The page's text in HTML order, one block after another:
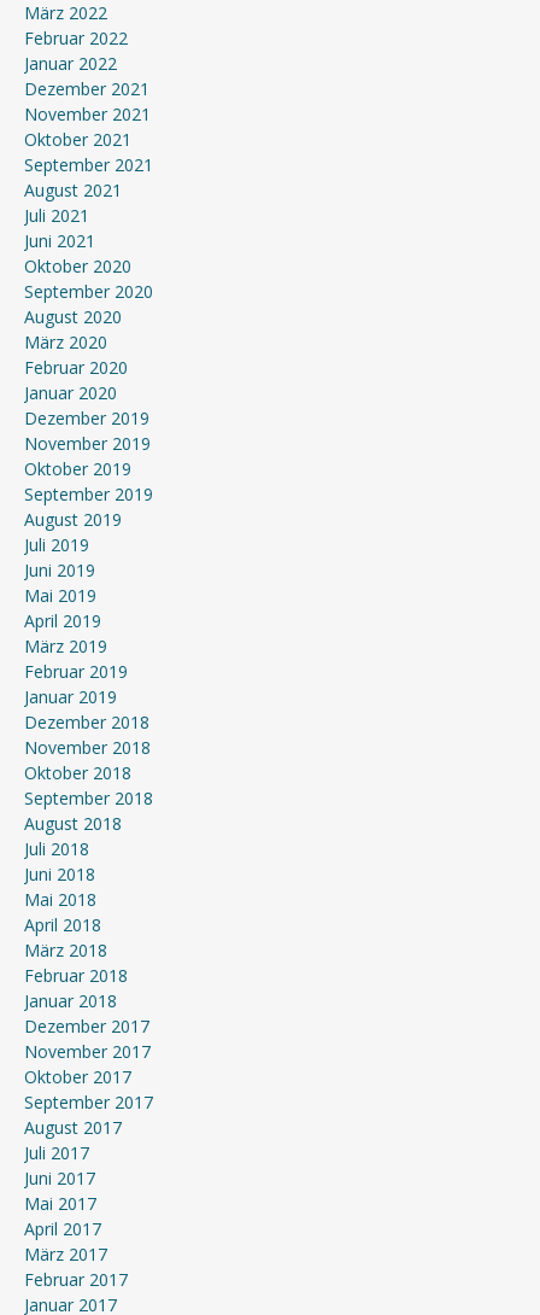
März 2022
Februar 2022
Januar 2022
Dezember 2021
November 2021
Oktober 2021
September 2021
August 2021
Juli 2021
Juni 2021
Oktober 2020
September 2020
August 2020
März 2020
Februar 2020
Januar 2020
Dezember 2019
November 2019
Oktober 2019
September 2019
August 2019
Juli 2019
Juni 2019
Mai 2019
April 2019
März 2019
Februar 2019
Januar 2019
Dezember 2018
November 2018
Oktober 2018
September 2018
August 2018
Juli 2018
Juni 2018
Mai 2018
April 2018
März 2018
Februar 2018
Januar 2018
Dezember 2017
November 2017
Oktober 2017
September 2017
August 2017
Juli 2017
Juni 2017
Mai 2017
April 2017
März 2017
Februar 2017
Januar 2017